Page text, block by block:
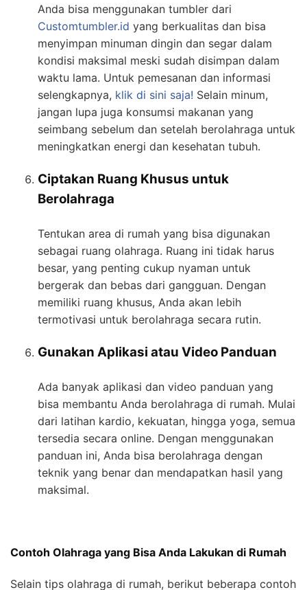
Anda bisa menggunakan tumbler dari
Customtumbler.id yang berkualitas dan bisa
menyimpan minuman dingin dan segar dalam
kondisi maksimal meski sudah disimpan dalam
waktu lama. Untuk pemesanan dan informasi
selengkapnya, klik di sini saja! Selain minum,
jangan lupa juga konsumsi makanan yang
seimbang sebelum dan setelah berolahraga untuk
meningkatkan energi dan kesehatan tubuh.
Ciptakan Ruang Khusus untuk
Berolahraga
Tentukan area di rumah yang bisa digunakan
sebagai ruang olahraga. Ruang ini tidak harus
besar, yang penting cukup nyaman untuk
bergerak dan bebas dari gangguan. Dengan
memiliki ruang khusus, Anda akan lebih
termotivasi untuk berolahraga secara rutin.
Gunakan Aplikasi atau Video Panduan
Ada banyak aplikasi dan video panduan yang
bisa membantu Anda berolahraga di rumah. Mulai
dari latihan kardio, kekuatan, hingga yoga, semua
tersedia secara online. Dengan menggunakan
panduan ini, Anda bisa berolahraga dengan
teknik yang benar dan mendapatkan hasil yang
maksimal.
Contoh Olahraga yang Bisa Anda Lakukan di Rumah
Selain tips olahraga di rumah, berikut beberapa contoh